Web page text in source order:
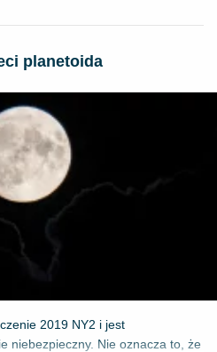
planetoida
2019 NY2 i jest
niebezpieczny. Nie oznacza to, że